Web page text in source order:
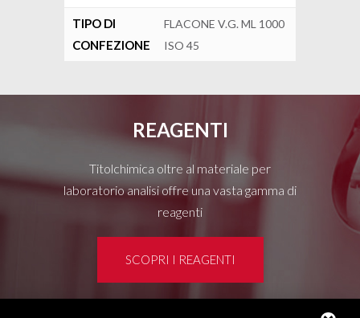
TIPO DI
CONFEZIONE
FLACONE V.G. ML 1000
ISO 45
REAGENTI
Titolchimica oltre al materiale per
laboratorio analisi offre una vasta gamma di
reagenti
SCOPRI I REAGENTI